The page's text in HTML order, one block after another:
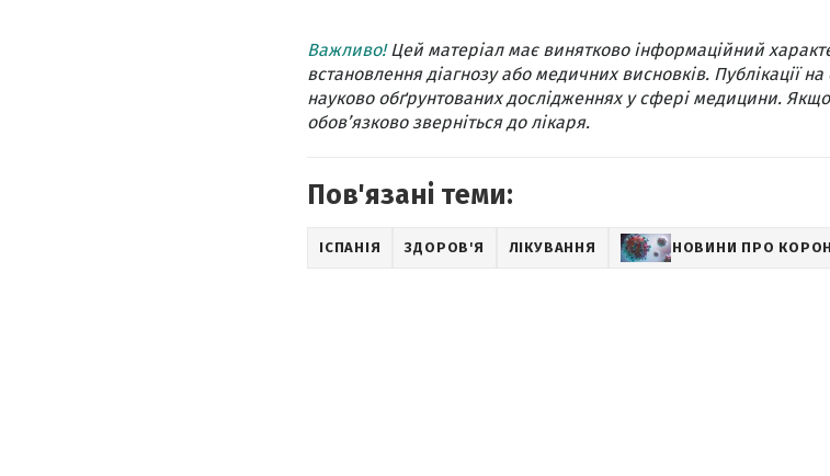
Важливо!Цей матеріал має винятково інформаційний
встановлення діагнозу або медичних висновків. Публікації на
науково обґрунтованих дослідженнях у сфері медицини.
обов’язково зверніться до лікаря.
Пов'язані теми:
ІСПАНІЯ ЗДОРОВ'Я ЛІКУВАННЯ НОВИНИ ПРО